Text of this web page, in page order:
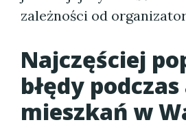
zależności od
Najczęściej
błędy podczas
mieszkań w